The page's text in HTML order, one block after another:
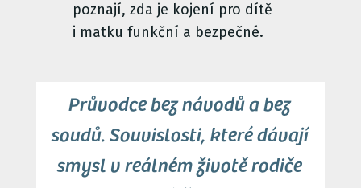
poznají, zda je kojení pro dítě
i matku funkční a bezpečné.
Průvodce bez návodů a bez
soudů. Souvislosti, které dávají
smysl v reálném životě rodiče